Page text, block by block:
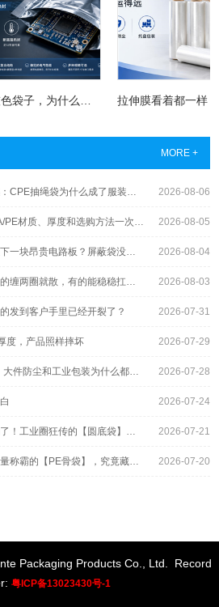
一只银灰色袋子，为什么能救下一块昂贵电路板？屏蔽袋没你想得那么简单
MORE +
2026-08-06
别再让廉价包装拖垮产品质感：CPE抽绳袋为什么成了服装与3C品牌的新宠？
2026-08-05
尼龙真空袋为什么会漏气？PA/PE材质、厚度和选购方法一次讲清
2026-08-04
一只银灰色袋子，为什么能救下一块昂贵电路板？屏蔽袋没你想得那么简单
2026-08-03
拉伸膜看着都一样，为什么有的缠两圈就散，有的能稳稳扛过长途运输？
2026-07-31
发到客户手里已经开裂了？
2026-07-29
度，产品照样摔坏
2026-07-28
PE四方袋是什么？纸箱内衬、大件防尘和工业包装为什么都在用它
2026-07-24
2026-07-21
别再把普通塑料袋硬塞进圆桶了！工业圈狂传的【圆底袋】，究竟凭什么帮工厂年省几十万？
2026-07-20
别再乱买包装了！批发市场销量称霸的【PE骨袋】，究竟藏着多少不为人知的采购黑幕？
Packaging Products Co., Ltd. Record
粤ICP备13023430号-1